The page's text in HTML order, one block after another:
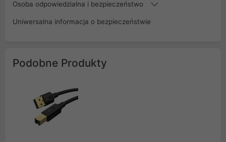
Osoba odpowiedzialna i bezpieczeństwo
Uniwersalna informacja o bezpieczeństwie
Podobne Produkty